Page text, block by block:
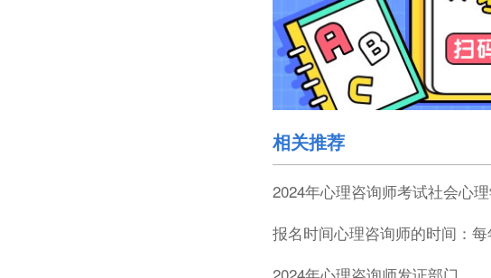
相关推荐
2024年心理咨询师考试社会心
报名时间心理咨询师的时间：